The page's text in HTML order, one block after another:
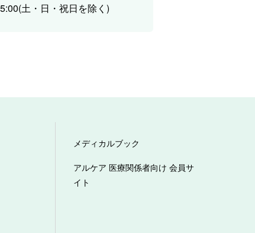
(土・日・祝日を除く)
メディカルブック
アルケア 医療関係者向け 会員サ
イト